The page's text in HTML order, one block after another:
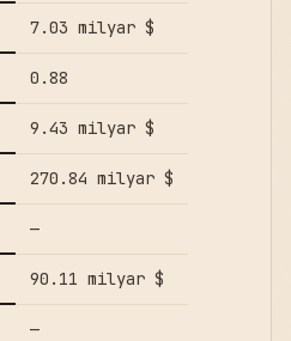
7.03 milyar $
0.88
9.43 milyar $
270.84 milyar $
—
90.11 milyar $
—